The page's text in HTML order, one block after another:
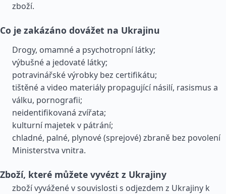
zboží.
Co je zakázáno dovážet na Ukrajinu
Drogy, omamné a psychotropní látky;
výbušné a jedovaté látky;
potravinářské výrobky bez certifikátu;
tištěné a video materiály propagující násilí, rasismus a
válku, pornografii;
neidentifikovaná zvířata;
kulturní majetek v pátrání;
chladné, palné, plynové (sprejové) zbraně bez povolení
Ministerstva vnitra.
Zboží, které můžete vyvézt z Ukrajiny
zboží vyvážené v souvislosti s odjezdem z Ukrajiny k